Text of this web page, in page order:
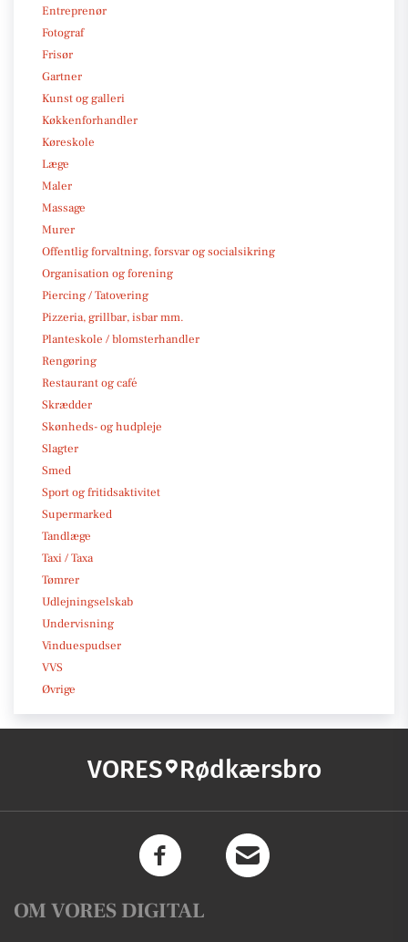
Entreprenør
Fotograf
Frisør
Gartner
Kunst og galleri
Køkkenforhandler
Køreskole
Læge
Maler
Massage
Murer
Offentlig forvaltning, forsvar og socialsikring
Organisation og forening
Piercing / Tatovering
Pizzeria, grillbar, isbar mm.
Planteskole / blomsterhandler
Rengøring
Restaurant og café
Skrædder
Skønheds- og hudpleje
Slagter
Smed
Sport og fritidsaktivitet
Supermarked
Tandlæge
Taxi / Taxa
Tømrer
Udlejningselskab
Undervisning
Vinduespudser
VVS
Øvrige
VORES Rødkærsbro
OM VORES DIGITAL